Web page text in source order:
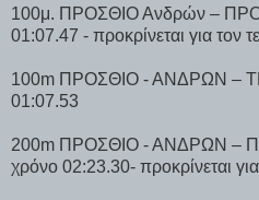
100μ. ΠΡΟΣΘΙΟ Ανδρών –
01:07.47 - προκρίνεται για τον
100m ΠΡΟΣΘΙΟ - ΑΝΔΡΩΝ –
01:07.53
200m ΠΡΟΣΘΙΟ - ΑΝΔΡΩΝ –
χρόνο 02:23.30- προκρίνεται για